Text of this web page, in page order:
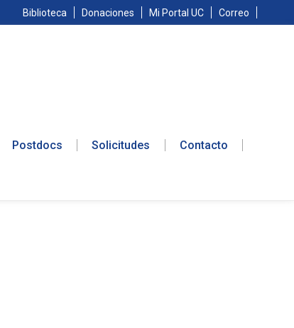
Biblioteca Donaciones Mi Portal UC Correo
Postdocs Solicitudes Contacto